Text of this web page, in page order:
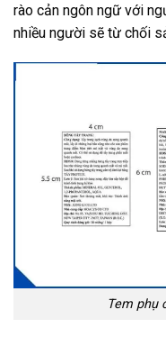
rào cản ngôn ngữ với
nhiều người sẽ từ chối
Tem phụ